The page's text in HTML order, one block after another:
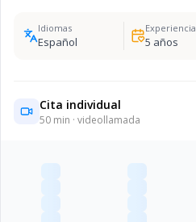
Idiomas
Español
Experiencia
5 años
Cita individual
50 min · videollamada